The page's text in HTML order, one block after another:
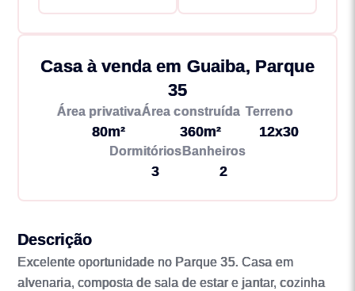
Casa à venda em Guaiba, Parque
35
Área privativa
80m²
Área construída
360m²
Terreno
12x30
Dormitórios
3
Banheiros
2
Descrição
Excelente oportunidade no Parque 35. Casa em
alvenaria, composta de sala de estar e jantar, cozinha